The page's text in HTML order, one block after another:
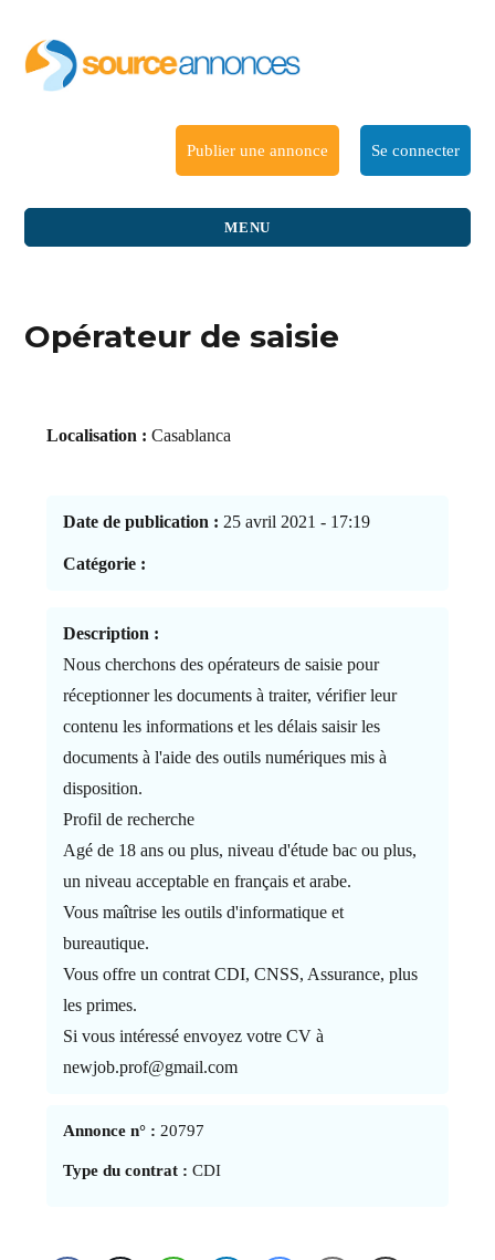
Publier une annonce Se connecter
MENU
Opérateur de saisie
Localisation : Casablanca
Date de publication : 25 avril 2021 - 17:19
Catégorie :
Description :
Nous cherchons des opérateurs de saisie pour
réceptionner les documents à traiter, vérifier leur
contenu les informations et les délais saisir les
documents à l'aide des outils numériques mis à
disposition.
Profil de recherche
Agé de 18 ans ou plus, niveau d'étude bac ou plus,
un niveau acceptable en français et arabe.
Vous maîtrise les outils d'informatique et
bureautique.
Vous offre un contrat CDI, CNSS, Assurance, plus
les primes.
Si vous intéressé envoyez votre CV à
newjob.prof@gmail.com
Annonce n° : 20797
Type du contrat : CDI